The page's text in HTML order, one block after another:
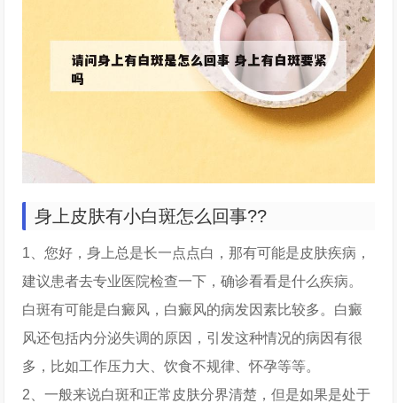
身上皮肤有小白斑怎么回事??
1、您好，身上总是长一点点白，那有可能是皮肤疾病，
建议患者去专业医院检查一下，确诊看看是什么疾病。
白斑有可能是白癜风，白癜风的病发因素比较多。白癜
风还包括内分泌失调的原因，引发这种情况的病因有很
多，比如工作压力大、饮食不规律、怀孕等等。
2、一般来说白斑和正常皮肤分界清楚，但是如果是处于